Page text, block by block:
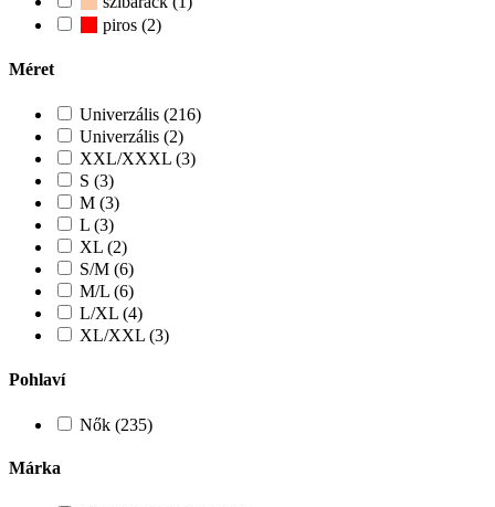
piros (2)
Méret
Univerzális (216)
Univerzális (2)
XXL/XXXL (3)
S (3)
M (3)
L (3)
XL (2)
S/M (6)
M/L (6)
L/XL (4)
XL/XXL (3)
Pohlaví
Nők (235)
Márka